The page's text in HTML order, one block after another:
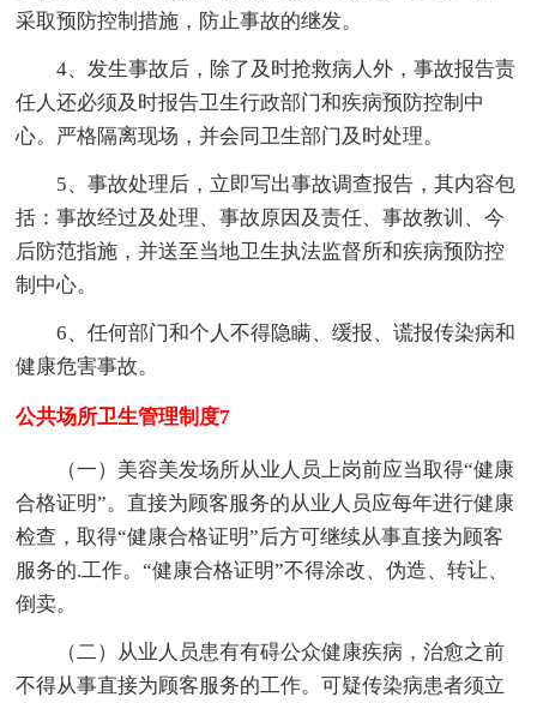
采取预防控制措施，防止事故的继发。
4、发生事故后，除了及时抢救病人外，事故报告责
任人还必须及时报告卫生行政部门和疾病预防控制中
心。严格隔离现场，并会同卫生部门及时处理。
5、事故处理后，立即写出事故调查报告，其内容包
括：事故经过及处理、事故原因及责任、事故教训、今
后防范指施，并送至当地卫生执法监督所和疾病预防控
制中心。
6、任何部门和个人不得隐瞒、缓报、谎报传染病和
健康危害事故。
公共场所卫生管理制度7
（一）美容美发场所从业人员上岗前应当取得“健康
合格证明”。直接为顾客服务的从业人员应每年进行健康
检查，取得“健康合格证明”后方可继续从事直接为顾客
服务的.工作。“健康合格证明”不得涂改、伪造、转让、
倒卖。
（二）从业人员患有有碍公众健康疾病，治愈之前
不得从事直接为顾客服务的工作。可疑传染病患者须立